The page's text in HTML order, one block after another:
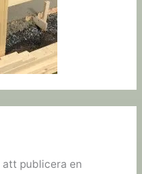
att publicera en